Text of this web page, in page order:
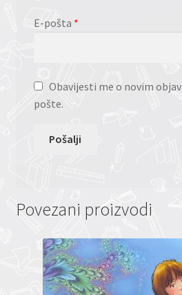
E-pošta *
Obavijesti me o novim
pošte.
Povezani proizvodi